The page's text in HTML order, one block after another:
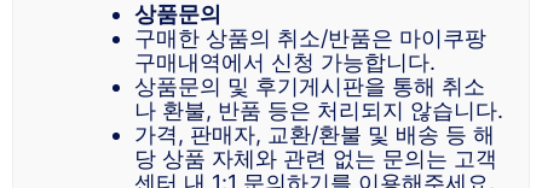
상품문의
구매한 상품의 취소/반품은 마이쿠팡
구매내역에서 신청 가능합니다.
상품문의 및 후기게시판을 통해 취소
나 환불, 반품 등은 처리되지 않습니다.
가격, 판매자, 교환/환불 및 배송 등 해
당 상품 자체와 관련 없는 문의는 고객
센터 내 1:1 문의하기를 이용해주세요.